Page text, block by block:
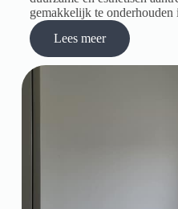
gemakkelijk te onderhouden
Lees meer